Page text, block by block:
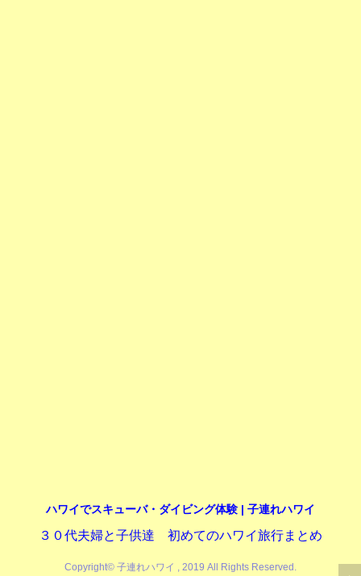
ハワイでスキューバ・ダイビング体験 | 子連れハワイ
３０代夫婦と子供達 初めてのハワイ旅行まとめ
Copyright© 子連れハワイ , 2019 All Rights Reserved.